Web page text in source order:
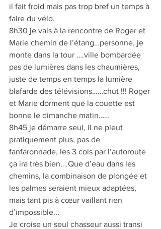
il fait froid mais pas trop bref un temps à
faire du vélo.
8h30 je vais à la rencontre de Roger et
Marie chemin de l’étang…personne, je
monte dans la tour ….ville bombardée
pas de lumières dans les chaumières,
juste de temps en temps la lumière
blafarde des télévisions……chut !!! Roger
et Marie dorment que la couette est
bonne le dimanche matin……
8h45 je démarre seul, il ne pleut
pratiquement plus, pas de
fanfaronnade, les 3 cols par l’autoroute
ça ira très bien….Que d’eau dans les
chemins, la combinaison de plongée et
les palmes seraient mieux adaptées,
mais tant pis à cœur vaillant rien
d’impossible...
Je croise un seul chasseur aussi transi